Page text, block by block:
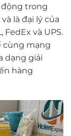
động trong
là đại lý của
và UPS.
cùng mạng
dạng giải
hàng